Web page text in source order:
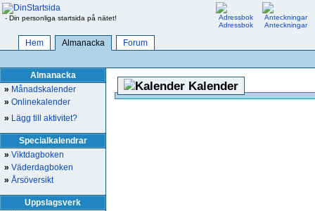
- Din personliga startsida på nätet!
Adressbok
Anteckningar
Hem Almanacka Forum
Almanacka
» Månadskalender
» Onlinekalender
» Lägg till aktivitet?
Specialkalendrar
» Viktdagboken
» Väderdagboken
» Årsöversikt
Uppslagsverk
Kalender